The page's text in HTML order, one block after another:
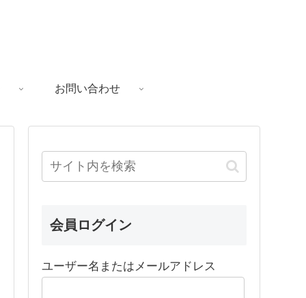
お問い合わせ
会員ログイン
ユーザー名またはメールアドレス